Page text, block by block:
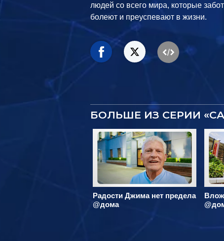
людей со всего мира, которые
болеют и преуспевают в жизни.
БОЛЬШЕ ИЗ СЕРИИ
Радости Джима нет предела
@дома